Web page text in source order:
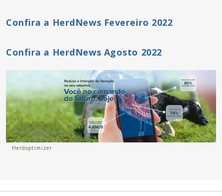
Confira a HerdNews Fevereiro 2022
Confira a HerdNews Agosto 2022
Herdoptimizer